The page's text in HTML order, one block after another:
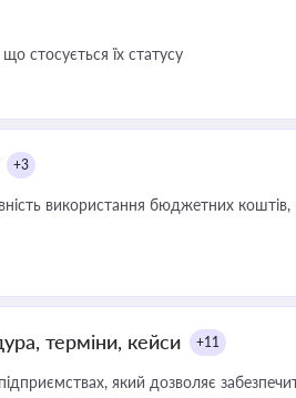
стосується їх статусу
+3
використання бюджетних
терміни, кейси +11
який дозволяє